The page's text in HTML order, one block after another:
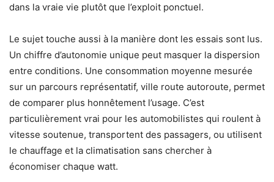
dans la vraie vie plutôt que l’exploit ponctuel.
Le sujet touche aussi à la manière dont les essais sont lus.
Un chiffre d’autonomie unique peut masquer la dispersion
entre conditions. Une consommation moyenne mesurée
sur un parcours représentatif, ville route autoroute, permet
de comparer plus honnêtement l’usage. C’est
particulièrement vrai pour les automobilistes qui roulent à
vitesse soutenue, transportent des passagers, ou utilisent
le chauffage et la climatisation sans chercher à
économiser chaque watt.